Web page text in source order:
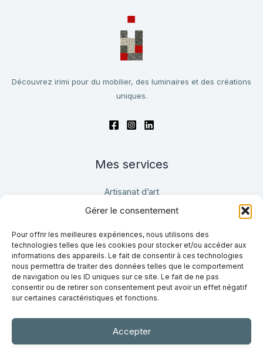
Gérer le consentement
Pour offrir les meilleures expériences, nous utilisons des
technologies telles que les cookies pour stocker et/ou accéder aux
informations des appareils. Le fait de consentir à ces technologies
nous permettra de traiter des données telles que le comportement
de navigation ou les ID uniques sur ce site. Le fait de ne pas
consentir ou de retirer son consentement peut avoir un effet négatif
sur certaines caractéristiques et fonctions.
Accepter
Découvrez irimi pour du mobilier, des luminaires et des créations
uniques.
Mes services
Artisanat d’art
En savoir plus
À propos de moi
Mes dernières réalisations
Où voir mon travail ?
Me contacter